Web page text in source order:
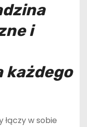
i
każdego
łączy w sobie